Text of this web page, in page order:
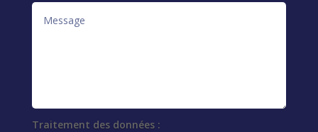
Traitement des données :